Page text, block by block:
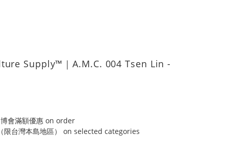
Supply™｜A.M.C. 004 Tsen Lin -
會滿額優惠 on order
限台灣本島地區） on selected categories